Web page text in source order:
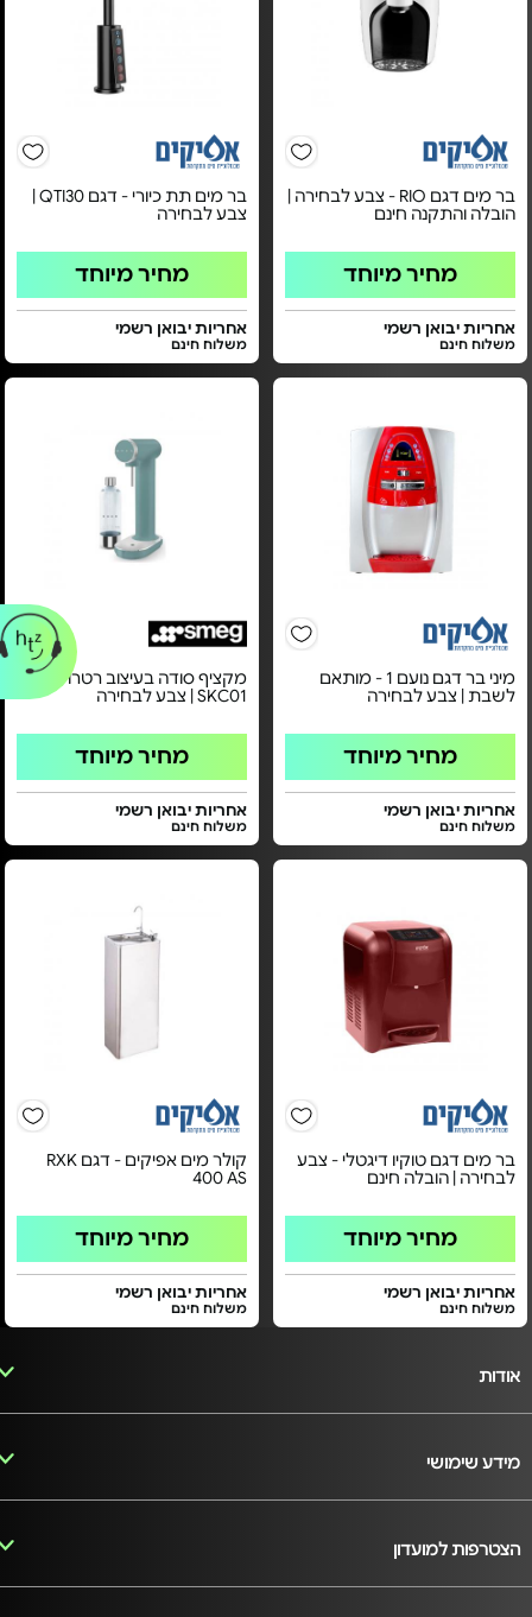
בר מים דגם RIO - צבע לבחירה |
הובלה והתקנה חינם
מחיר מיוחד
אחריות יבואן רשמי
משלוח חינם
בר מים תת כיורי - דגם QTI30 |
צבע לבחירה
מחיר מיוחד
אחריות יבואן רשמי
משלוח חינם
מיני בר דגם נועם 1 - מותאם
לשבת | צבע לבחירה
מחיר מיוחד
אחריות יבואן רשמי
משלוח חינם
מקציף סודה בעיצוב רטרו - דגם
SKC01 | צבע לבחירה
מחיר מיוחד
אחריות יבואן רשמי
משלוח חינם
בר מים דגם טוקיו דיגטלי - צבע
לבחירה | הובלה חינם
מחיר מיוחד
אחריות יבואן רשמי
משלוח חינם
קולר מים אפיקים - דגם RXK
400 AS
מחיר מיוחד
אחריות יבואן רשמי
משלוח חינם
אודות
מידע שימושי
הצטרפות למועדון